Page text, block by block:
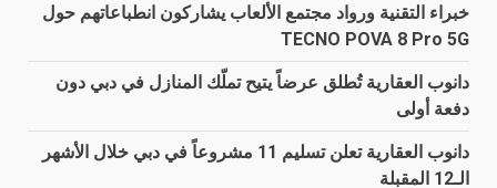
خبراء التقنية ورواد مجتمع الألعاب يشاركون انطباعاتهم حول
TECNO POVA 8 Pro 5G
دانوب العقارية تُطلق عرضاً يتيح تملّك المنازل في دبي دون
دفعة أولى
دانوب العقارية تعلن تسليم 11 مشروعاً في دبي خلال الأشهر
الـ12 المقبلة